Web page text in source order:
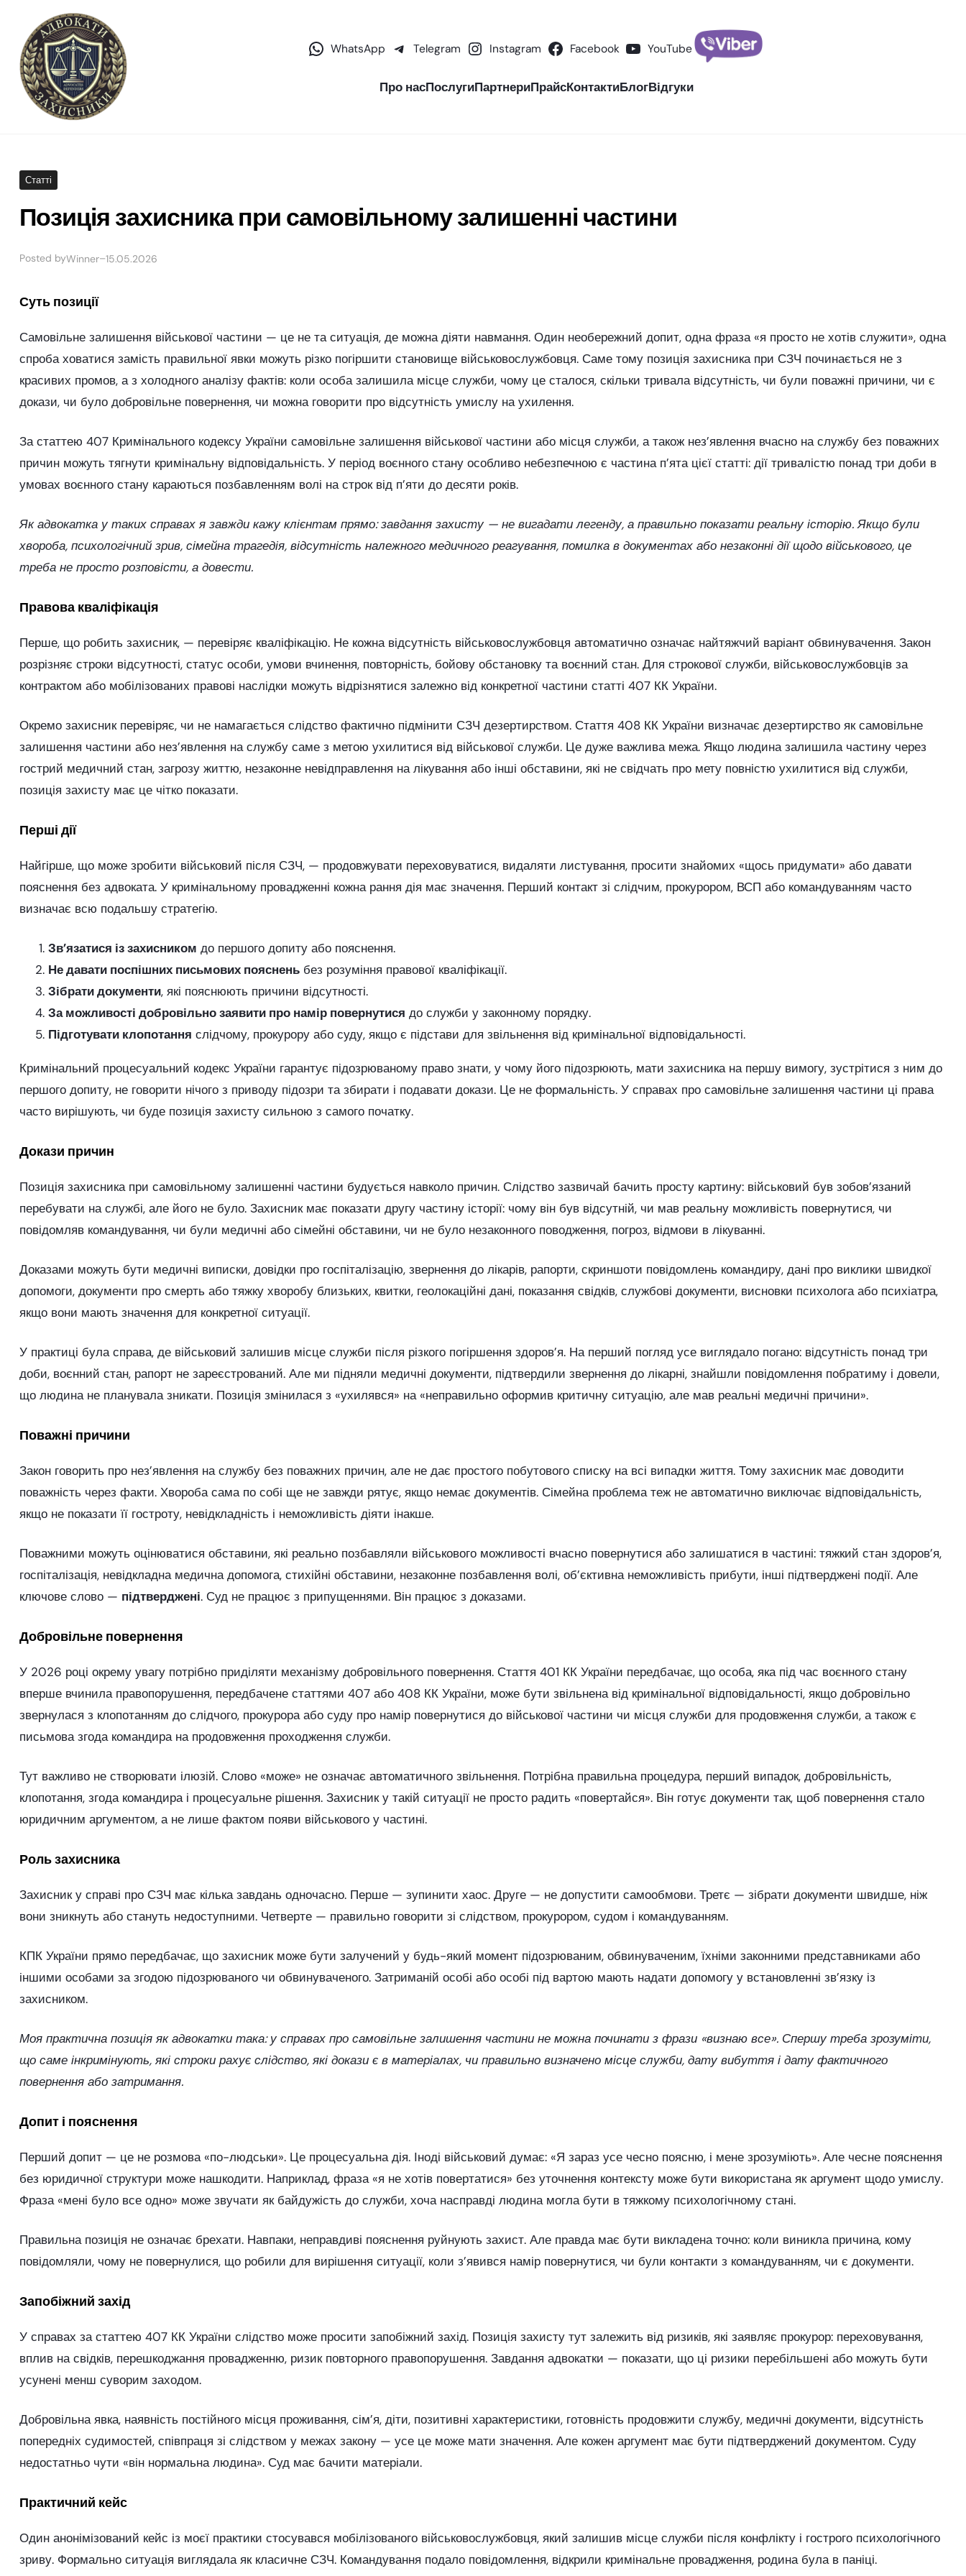
WhatsApp Telegram Instagram Facebook YouTube
Про насПослугиПартнериПрайсКонтактиБлогВідгуки
Статті
Позиція захисника при самовільному залишенні частини
Posted byWinner–15.05.2026
Суть позиції
Самовільне залишення військової частини — це не та ситуація, де можна діяти навмання. Один необережний допит, одна фраза «я просто не хотів служити», одна
спроба ховатися замість правильної явки можуть різко погіршити становище військовослужбовця. Саме тому позиція захисника при СЗЧ починається не з
красивих промов, а з холодного аналізу фактів: коли особа залишила місце служби, чому це сталося, скільки тривала відсутність, чи були поважні причини, чи є
докази, чи було добровільне повернення, чи можна говорити про відсутність умислу на ухилення.
За статтею 407 Кримінального кодексу України самовільне залишення військової частини або місця служби, а також нез’явлення вчасно на службу без поважних
причин можуть тягнути кримінальну відповідальність. У період воєнного стану особливо небезпечною є частина п’ята цієї статті: дії тривалістю понад три доби в
умовах воєнного стану караються позбавленням волі на строк від п’яти до десяти років.
Як адвокатка у таких справах я завжди кажу клієнтам прямо: завдання захисту — не вигадати легенду, а правильно показати реальну історію. Якщо були
хвороба, психологічний зрив, сімейна трагедія, відсутність належного медичного реагування, помилка в документах або незаконні дії щодо військового, це
треба не просто розповісти, а довести.
Правова кваліфікація
Перше, що робить захисник, — перевіряє кваліфікацію. Не кожна відсутність військовослужбовця автоматично означає найтяжчий варіант обвинувачення. Закон
розрізняє строки відсутності, статус особи, умови вчинення, повторність, бойову обстановку та воєнний стан. Для строкової служби, військовослужбовців за
контрактом або мобілізованих правові наслідки можуть відрізнятися залежно від конкретної частини статті 407 КК України.
Окремо захисник перевіряє, чи не намагається слідство фактично підмінити СЗЧ дезертирством. Стаття 408 КК України визначає дезертирство як самовільне
залишення частини або нез’явлення на службу саме з метою ухилитися від військової служби. Це дуже важлива межа. Якщо людина залишила частину через
гострий медичний стан, загрозу життю, незаконне невідправлення на лікування або інші обставини, які не свідчать про мету повністю ухилитися від служби,
позиція захисту має це чітко показати.
Перші дії
Найгірше, що може зробити військовий після СЗЧ, — продовжувати переховуватися, видаляти листування, просити знайомих «щось придумати» або давати
пояснення без адвоката. У кримінальному провадженні кожна рання дія має значення. Перший контакт зі слідчим, прокурором, ВСП або командуванням часто
визначає всю подальшу стратегію.
Зв’язатися із захисником до першого допиту або пояснення.
Не давати поспішних письмових поясненьбез розуміння правової кваліфікації.
Зібрати документи, які пояснюють причини відсутності.
За можливості добровільно заявити про намір повернутися до служби у законному порядку.
Підготувати клопотання слідчому, прокурору або суду, якщо є підстави для звільнення від кримінальної відповідальності.
Кримінальний процесуальний кодекс України гарантує підозрюваному право знати, у чому його підозрюють, мати захисника на першу вимогу, зустрітися з ним до
першого допиту, не говорити нічого з приводу підозри та збирати і подавати докази. Це не формальність. У справах про самовільне залишення частини ці права
часто вирішують, чи буде позиція захисту сильною з самого початку.
Докази причин
Позиція захисника при самовільному залишенні частини будується навколо причин. Слідство зазвичай бачить просту картину: військовий був зобов’язаний
перебувати на службі, але його не було. Захисник має показати другу частину історії: чому він був відсутній, чи мав реальну можливість повернутися, чи
повідомляв командування, чи були медичні або сімейні обставини, чи не було незаконного поводження, погроз, відмови в лікуванні.
Доказами можуть бути медичні виписки, довідки про госпіталізацію, звернення до лікарів, рапорти, скриншоти повідомлень командиру, дані про виклики швидкої
допомоги, документи про смерть або тяжку хворобу близьких, квитки, геолокаційні дані, показання свідків, службові документи, висновки психолога або психіатра,
якщо вони мають значення для конкретної ситуації.
У практиці була справа, де військовий залишив місце служби після різкого погіршення здоров’я. На перший погляд усе виглядало погано: відсутність понад три
доби, воєнний стан, рапорт не зареєстрований. Але ми підняли медичні документи, підтвердили звернення до лікарні, знайшли повідомлення побратиму і довели,
що людина не планувала зникати. Позиція змінилася з «ухилявся» на «неправильно оформив критичну ситуацію, але мав реальні медичні причини».
Поважні причини
Закон говорить про нез’явлення на службу без поважних причин, але не дає простого побутового списку на всі випадки життя. Тому захисник має доводити
поважність через факти. Хвороба сама по собі ще не завжди рятує, якщо немає документів. Сімейна проблема теж не автоматично виключає відповідальність,
якщо не показати її гостроту, невідкладність і неможливість діяти інакше.
Поважними можуть оцінюватися обставини, які реально позбавляли військового можливості вчасно повернутися або залишатися в частині: тяжкий стан здоров’я,
госпіталізація, невідкладна медична допомога, стихійні обставини, незаконне позбавлення волі, об’єктивна неможливість прибути, інші підтверджені події. Але
ключове слово — підтверджені. Суд не працює з припущеннями. Він працює з доказами.
Добровільне повернення
У 2026 році окрему увагу потрібно приділяти механізму добровільного повернення. Стаття 401 КК України передбачає, що особа, яка під час воєнного стану
вперше вчинила правопорушення, передбачене статтями 407 або 408 КК України, може бути звільнена від кримінальної відповідальності, якщо добровільно
звернулася з клопотанням до слідчого, прокурора або суду про намір повернутися до військової частини чи місця служби для продовження служби, а також є
письмова згода командира на продовження проходження служби.
Тут важливо не створювати ілюзій. Слово «може» не означає автоматичного звільнення. Потрібна правильна процедура, перший випадок, добровільність,
клопотання, згода командира і процесуальне рішення. Захисник у такій ситуації не просто радить «повертайся». Він готує документи так, щоб повернення стало
юридичним аргументом, а не лише фактом появи військового у частині.
Роль захисника
Захисник у справі про СЗЧ має кілька завдань одночасно. Перше — зупинити хаос. Друге — не допустити самообмови. Третє — зібрати документи швидше, ніж
вони зникнуть або стануть недоступними. Четверте — правильно говорити зі слідством, прокурором, судом і командуванням.
КПК України прямо передбачає, що захисник може бути залучений у будь-який момент підозрюваним, обвинуваченим, їхніми законними представниками або
іншими особами за згодою підозрюваного чи обвинуваченого. Затриманій особі або особі під вартою мають надати допомогу у встановленні зв’язку із
захисником.
Моя практична позиція як адвокатки така: у справах про самовільне залишення частини не можна починати з фрази «визнаю все». Спершу треба зрозуміти,
що саме інкримінують, які строки рахує слідство, які докази є в матеріалах, чи правильно визначено місце служби, дату вибуття і дату фактичного
повернення або затримання.
Допит і пояснення
Перший допит — це не розмова «по-людськи». Це процесуальна дія. Іноді військовий думає: «Я зараз усе чесно поясню, і мене зрозуміють». Але чесне пояснення
без юридичної структури може нашкодити. Наприклад, фраза «я не хотів повертатися» без уточнення контексту може бути використана як аргумент щодо умислу.
Фраза «мені було все одно» може звучати як байдужість до служби, хоча насправді людина могла бути в тяжкому психологічному стані.
Правильна позиція не означає брехати. Навпаки, неправдиві пояснення руйнують захист. Але правда має бути викладена точно: коли виникла причина, кому
повідомляли, чому не повернулися, що робили для вирішення ситуації, коли з’явився намір повернутися, чи були контакти з командуванням, чи є документи.
Запобіжний захід
У справах за статтею 407 КК України слідство може просити запобіжний захід. Позиція захисту тут залежить від ризиків, які заявляє прокурор: переховування,
вплив на свідків, перешкоджання провадженню, ризик повторного правопорушення. Завдання адвокатки — показати, що ці ризики перебільшені або можуть бути
усунені менш суворим заходом.
Добровільна явка, наявність постійного місця проживання, сім’я, діти, позитивні характеристики, готовність продовжити службу, медичні документи, відсутність
попередніх судимостей, співпраця зі слідством у межах закону — усе це може мати значення. Але кожен аргумент має бути підтверджений документом. Суду
недостатньо чути «він нормальна людина». Суд має бачити матеріали.
Практичний кейс
Один анонімізований кейс із моєї практики стосувався мобілізованого військовослужбовця, який залишив місце служби після конфлікту і гострого психологічного
зриву. Формально ситуація виглядала як класичне СЗЧ. Командування подало повідомлення, відкрили кримінальне провадження, родина була в паніці.